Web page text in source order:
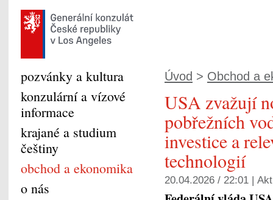
Úvod > Obchod a
USA zvažují
pobřežních
investice a
technologií
20.04.2026 / 22:01 |
pozvánky a kultura
konzulární a vízové
informace
krajané a studium
češtiny
obchod a ekonomika
o nás